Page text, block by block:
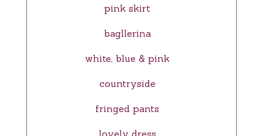
pink skirt
bagllerina
white, blue & pink
countryside
fringed pants